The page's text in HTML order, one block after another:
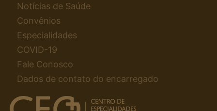
Notícias de Saúde
Convênios
Especialidades
COVID-19
Fale Conosco
Dados de contato do encarregado